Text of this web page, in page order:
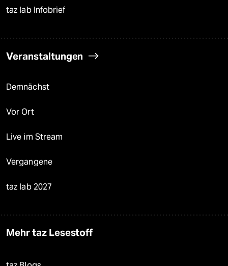
taz lab Infobrief
Veranstaltungen
Demnächst
Vor Ort
Live im Stream
Vergangene
taz lab 2027
Mehr taz Lesestoff